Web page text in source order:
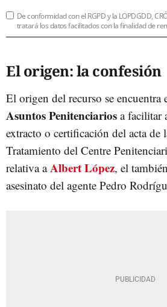
De conformidad con el RGPD y la LOPDGDD,
tratará los datos facilitados con la finalidad de
El origen: la confesión
El origen del recurso se encuentra
Asuntos Penitenciarios a facilitar
extracto o certificación del acta de
Tratamiento del Centre
relativa aAlbert López, el
asesinato del agente Pedro